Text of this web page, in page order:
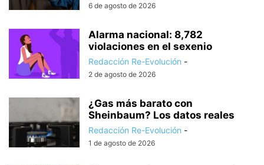
6 de agosto de 2026
Alarma nacional: 8,782
violaciones en el sexenio
Redacción Re-Evolución -
2 de agosto de 2026
¿Gas más barato con
Sheinbaum? Los datos reales
Redacción Re-Evolución -
1 de agosto de 2026